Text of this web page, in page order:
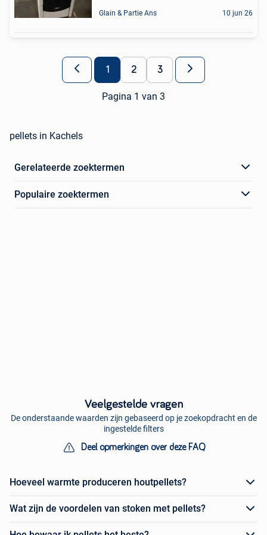
Glain & Partie Ans 10 jun 26
1 2 3
Pagina 1 van 3
pellets in Kachels
Gerelateerde zoektermen
Populaire zoektermen
Veelgestelde vragen
De onderstaande waarden zijn gebaseerd op je zoekopdracht en de
ingestelde filters
Deel opmerkingen over deze FAQ
Hoeveel warmte produceren houtpellets?
Wat zijn de voordelen van stoken met pellets?